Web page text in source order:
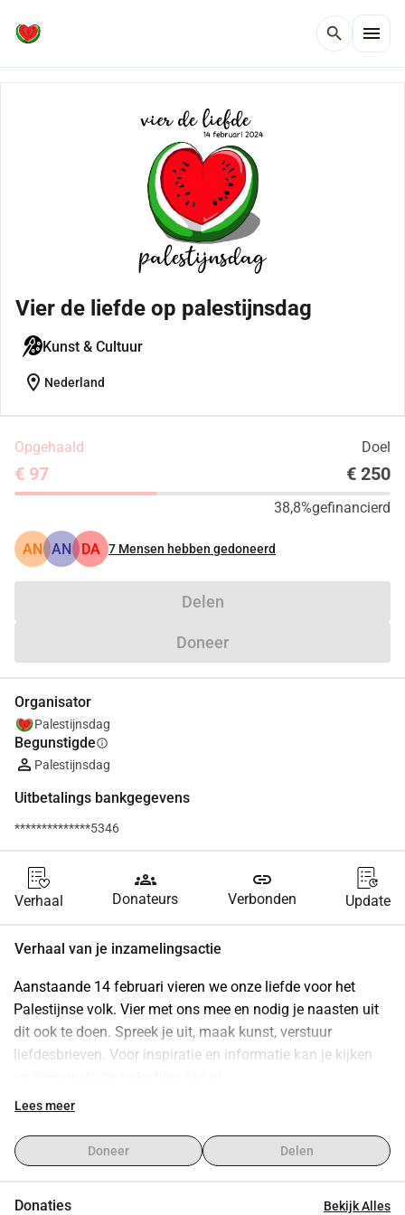
search menu
Vier de liefde op palestijnsdag
Kunst & Cultuur
location_on Nederland
Opgehaald Doel
€ 97 € 250
38,8%gefinancierd
AN AN DA 7 Mensen hebben gedoneerd
Delen
Doneer
Organisator
Palestijnsdag
Begunstigdeinfo
Palestijnsdag
Uitbetalings bankgegevens
**************5346
Verhaal
groups
Donateurs
link
Verbonden Update
Verhaal van je inzamelingsactie
Aanstaande 14 februari vieren we onze liefde voor het
Palestijnse volk. Vier met ons mee en nodig je naasten uit
dit ook te doen. Spreek je uit, maak kunst, verstuur
liefdesbrieven. Voor inspiratie en informatie kan je kijken
We zijn een onafhankelijk initiatief en om het drukken van
donaties.
De kosten zijn ongeveer als volgt:
Lees meer
Doneer Delen
Donaties Bekijk Alles